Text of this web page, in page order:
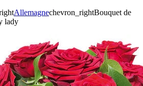
Allemagnechevron_rightBouquet de
lady